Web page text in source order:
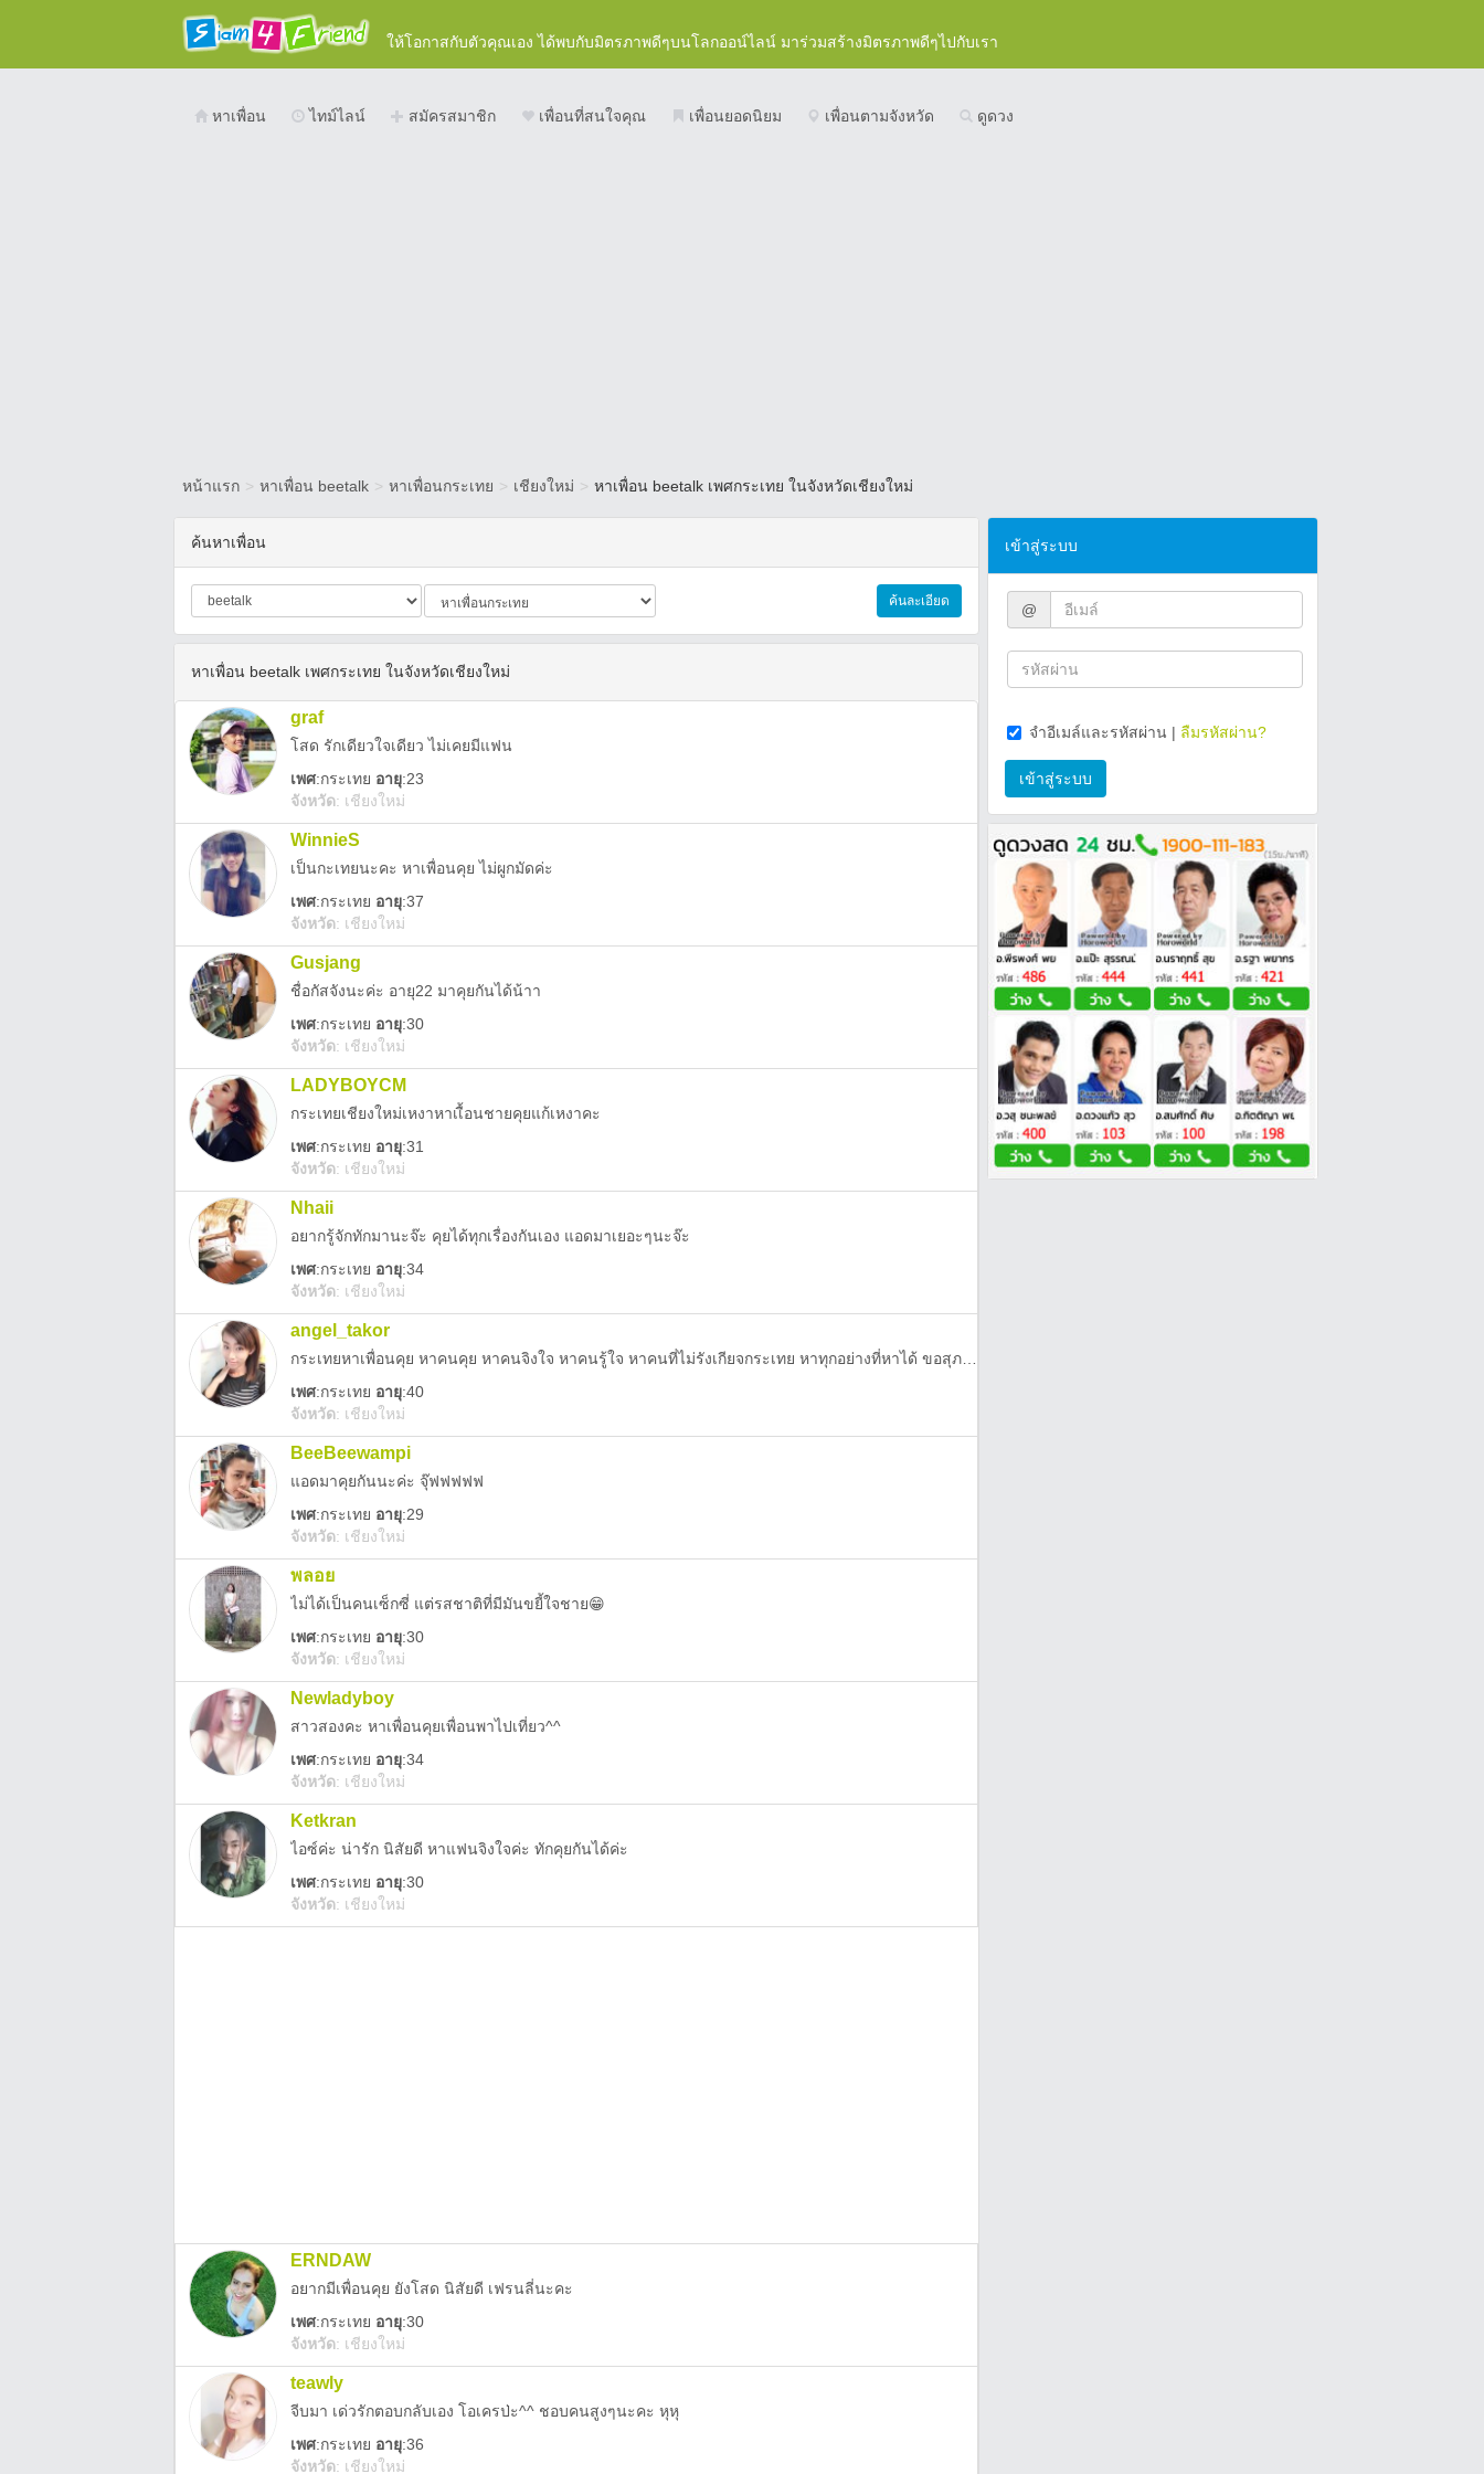
ให้โอกาสกับตัวคุณเอง ได้พบกับมิตรภาพดีๆบนโลกออน์ไลน์ มาร่วมสร้างมิตรภาพดีๆไปกับเรา
หาเพื่อน ไทม์ไลน์ สมัครสมาชิก เพื่อนที่สนใจคุณ เพื่อนยอดนิยม เพื่อนตามจังหวัด ดูดวง
หน้าแรก > หาเพื่อน beetalk > หาเพื่อนกระเทย > เชียงใหม่ > หาเพื่อน beetalk เพศกระเทย ในจังหวัดเชียงใหม่
ค้นหาเพื่อน
ค้นละเอียด
หาเพื่อน beetalk เพศกระเทย ในจังหวัดเชียงใหม่
graf
โสด รักเดียวใจเดียว ไม่เคยมีแฟน
เพศ:กระเทย อายุ:23
จังหวัด: เชียงใหม่
WinnieS
เป็นกะเทยนะคะ หาเพื่อนคุย ไม่ผูกมัดค่ะ
เพศ:กระเทย อายุ:37
จังหวัด: เชียงใหม่
Gusjang
ชื่อกัสจังนะค่ะ อายุ22 มาคุยกันได้น้าา
เพศ:กระเทย อายุ:30
จังหวัด: เชียงใหม่
LADYBOYCM
กระเทยเชียงใหม่เหงาหาเเื้อนชายคุยแก้เหงาคะ
เพศ:กระเทย อายุ:31
จังหวัด: เชียงใหม่
Nhaii
อยากรู้จักทักมานะจ๊ะ คุยได้ทุกเรื่องกันเอง แอดมาเยอะๆนะจ๊ะ
เพศ:กระเทย อายุ:34
จังหวัด: เชียงใหม่
angel_takor
เพศ:กระเทย อายุ:40
จังหวัด: เชียงใหม่
BeeBeewampi
แอดมาคุยกันนะค่ะ จุ๊ฟฟฟฟฟ
เพศ:กระเทย อายุ:29
จังหวัด: เชียงใหม่
พลอย
ไม่ได้เป็นคนเซ็กซี่ แต่รสชาติที่มีมันขยี้ใจชาย😁
เพศ:กระเทย อายุ:30
จังหวัด: เชียงใหม่
Newladyboy
สาวสองคะ หาเพื่อนคุยเพื่อนพาไปเที่ยว^^
เพศ:กระเทย อายุ:34
จังหวัด: เชียงใหม่
Ketkran
ไอซ์ค่ะ น่ารัก นิสัยดี หาแฟนจิงใจค่ะ ทักคุยกันได้ค่ะ
เพศ:กระเทย อายุ:30
จังหวัด: เชียงใหม่
ERNDAW
อยากมีเพื่อนคุย ยังโสด นิสัยดี เฟรนลี่นะคะ
เพศ:กระเทย อายุ:30
จังหวัด: เชียงใหม่
teawly
จีบมา เด่วรักตอบกลับเอง โอเครป่ะ^^ ชอบคนสูงๆนะคะ หุหุ
เพศ:กระเทย อายุ:36
จังหวัด: เชียงใหม่
เข้าสู่ระบบ
@
จำอีเมล์และรหัสผ่าน | ลืมรหัสผ่าน?
เข้าสู่ระบบ